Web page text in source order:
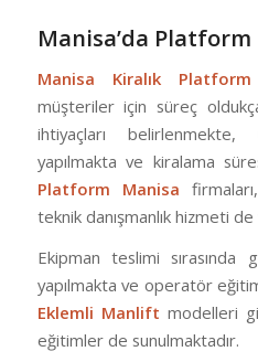
Manisa’da
Manisa Kiralık Platform
müşteriler için süreç
ihtiyaçları
yapılmakta ve kiralama
Platform Manisa
teknik danışmanlık hizmeti
Ekipman teslimi sırasında
yapılmakta ve operatör
Eklemli Manlift modelleri
eğitimler de sunulmaktadır.